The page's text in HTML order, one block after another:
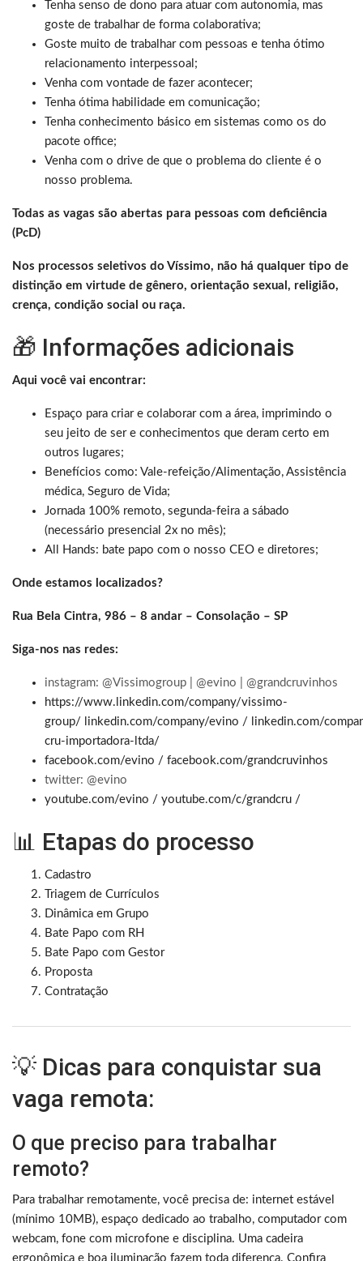
Tenha senso de dono para atuar com autonomia, mas
goste de trabalhar de forma colaborativa;
Goste muito de trabalhar com pessoas e tenha ótimo
relacionamento interpessoal;
Venha com vontade de fazer acontecer;
Tenha ótima habilidade em comunicação;
Tenha conhecimento básico em sistemas como os do
pacote office;
Venha com o drive de que o problema do cliente é o
nosso problema.
Todas as vagas são abertas para pessoas com deficiência
(PcD)
Nos processos seletivos do Víssimo, não há qualquer tipo de
distinção em virtude de gênero, orientação sexual, religião,
crença, condição social ou raça.
🎁 Informações adicionais
Aqui você vai encontrar:
Espaço para criar e colaborar com a área, imprimindo o
seu jeito de ser e conhecimentos que deram certo em
outros lugares;
Benefícios como: Vale-refeição/Alimentação, Assistência
médica, Seguro de Vida;
Jornada 100% remoto, segunda-feira a sábado
(necessário presencial 2x no mês);
All Hands: bate papo com o nosso CEO e diretores;
Onde estamos localizados?
Rua Bela Cintra, 986 – 8 andar – Consolação – SP
Siga-nos nas redes:
instagram: @Vissimogroup | @evino | @grandcruvinhos
https://www.linkedin.com/company/vissimo-
group/
linkedin.com/company/evino /
linkedin.com/
cru-importadora-ltda/
facebook.com/evino / facebook.com/grandcruvinhos
twitter: @evino
youtube.com/evino / youtube.com/c/grandcru /
📊 Etapas do processo
Cadastro
Triagem de Currículos
Dinâmica em Grupo
Bate Papo com RH
Bate Papo com Gestor
Proposta
Contratação
💡 Dicas para conquistar sua
vaga remota:
O que preciso para trabalhar
remoto?
Para trabalhar remotamente, você precisa de: internet estável
(mínimo 10MB), espaço dedicado ao trabalho, computador com
webcam, fone com microfone e disciplina. Uma cadeira
ergonômica e boa iluminação fazem toda diferença. Confira